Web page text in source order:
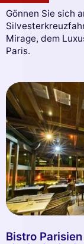
Gönnen Sie sich
Mirage, dem
Paris.
Bistro Parisien